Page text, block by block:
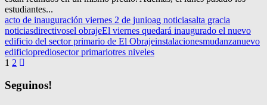
estudiantes...
acto de inauguración viernes 2 de junioag noticiasalta gracia
noticiasdirectivosel obrajeEl viernes quedará inaugurado el nuevo
edificio del sector primario de El Obrajeinstalacionesmudanzanuevo
edificioprediosector primariotres niveles
Navegación
de
entradas
1 2
Seguinos!